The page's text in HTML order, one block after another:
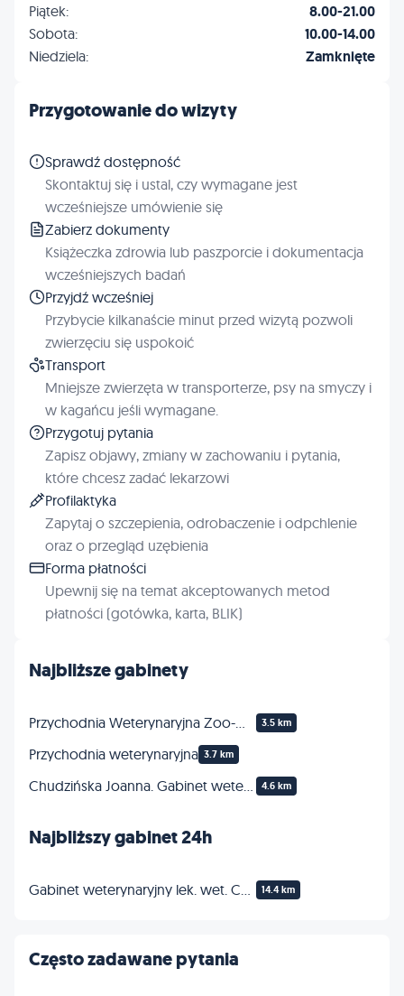
Najbliższe gabinety
3.5 km
Przychodnia weterynaryjna 3.7 km
4.6 km
Najbliższy gabinet 24h
14.4 km
Często zadawane pytania
Piątek: 8.00-21.00
Sobota: 10.00-14.00
Niedziela: Zamknięte
Przygotowanie do wizyty
Sprawdź dostępność
Skontaktuj się i ustal, czy wymagane jest
wcześniejsze umówienie się
Zabierz dokumenty
Książeczka zdrowia lub paszporcie i dokumentacja
wcześniejszych badań
Przyjdź wcześniej
Przybycie kilkanaście minut przed wizytą pozwoli
zwierzęciu się uspokoić
Transport
Mniejsze zwierzęta w transporterze, psy na smyczy i
w kagańcu jeśli wymagane.
Przygotuj pytania
Zapisz objawy, zmiany w zachowaniu i pytania,
które chcesz zadać lekarzowi
Profilaktyka
Zapytaj o szczepienia, odrobaczenie i odpchlenie
oraz o przegląd uzębienia
Forma płatności
Upewnij się na temat akceptowanych metod
płatności (gotówka, karta, BLIK)